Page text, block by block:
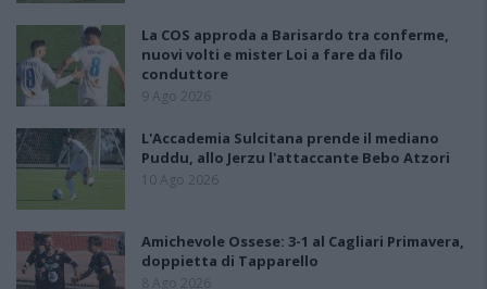
La COS approda a Barisardo tra conferme,
nuovi volti e mister Loi a fare da filo
conduttore
9 Ago 2026
L'Accademia Sulcitana prende il mediano
Puddu, allo Jerzu l'attaccante Bebo Atzori
10 Ago 2026
Amichevole Ossese: 3-1 al Cagliari Primavera,
doppietta di Tapparello
8 Ago 2026